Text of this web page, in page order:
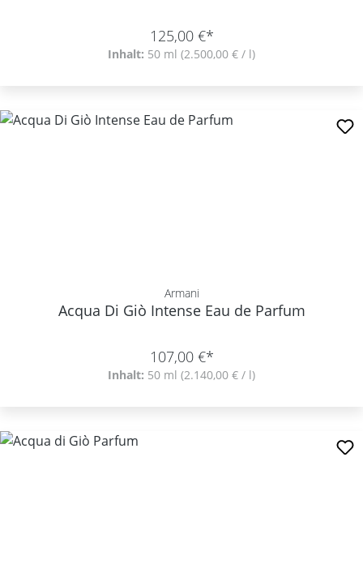
125,00 €*
Inhalt: 50 ml (2.500,00 € / l)
Armani
Acqua Di Giò Intense Eau de Parfum
107,00 €*
Inhalt: 50 ml (2.140,00 € / l)